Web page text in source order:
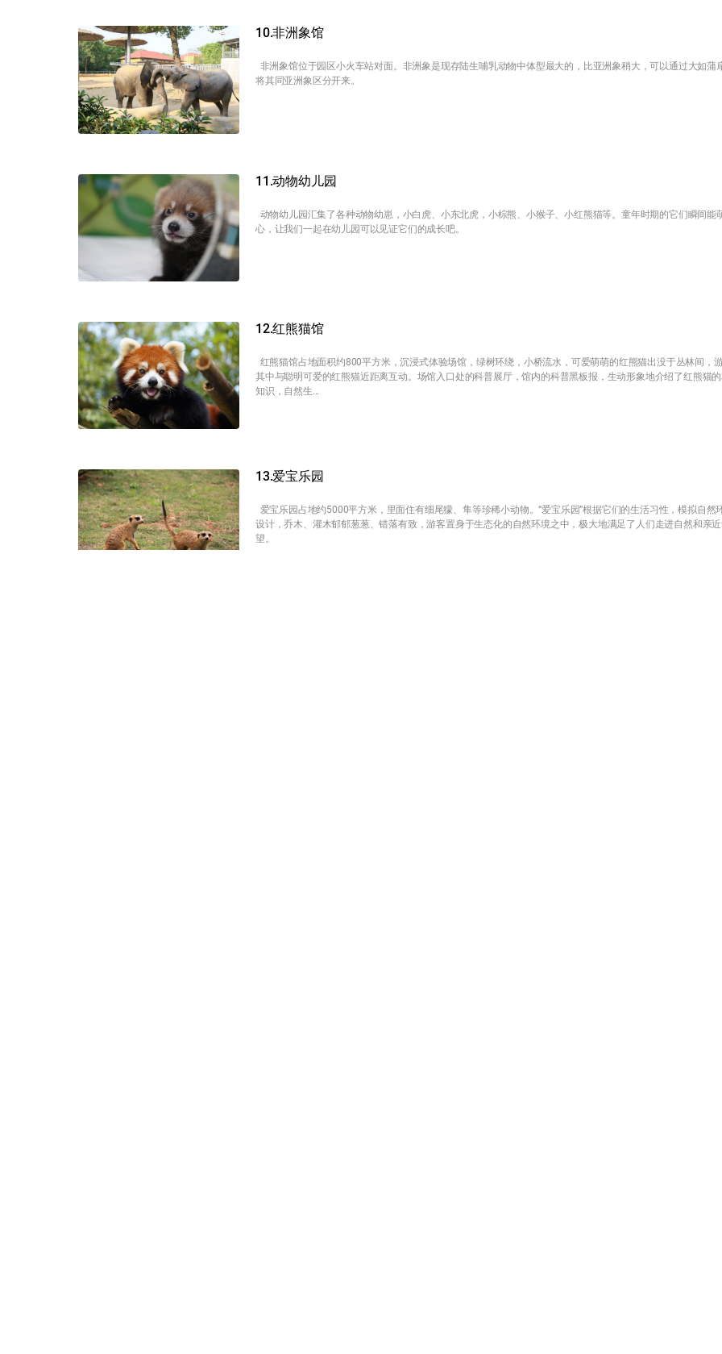
10.非洲象馆
非洲象馆位于园区小火车站对面。非洲象是现存陆生哺乳动物中体型最大的，比亚洲象稍大，可以通过大如蒲
将其同亚洲象区分开来。
11.动物幼儿园
动物幼儿园汇集了各种动物幼崽，小白虎、小东北虎，小棕熊、小猴子、小红熊猫等。童年时期的它们瞬间能
心，让我们一起在幼儿园可以见证它们的成长吧。
12.红熊猫馆
红熊猫馆占地面积约800平方米，沉浸式体验场馆，绿树环绕，小桥流水，可爱萌萌的红熊猫出没于丛林间，
其中与聪明可爱的红熊猫近距离互动。场馆入口处的科普展厅，馆内的科普黑板报，生动形象地介绍了红熊猫的
知识，自然生...
13.爱宝乐园
爱宝乐园占地约5000平方米，里面住有细尾獴、隼等珍稀小动物。“爱宝乐园”根据它们的生活习性，模拟自然
设计，乔木、灌木郁郁葱葱、错落有致，游客置身于生态化的自然环境之中，极大地满足了人们走进自然和亲近
望。